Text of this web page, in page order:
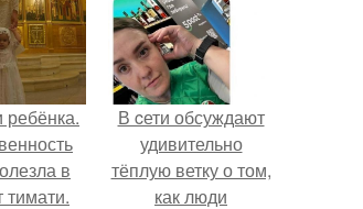
ребёнка.
в
тимати.
В cети обсуждают
удивительно
тёплую ветку о том,
как люди